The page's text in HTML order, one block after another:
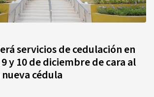
servicios de cedulación en
y 10 de diciembre de cara al
cédula